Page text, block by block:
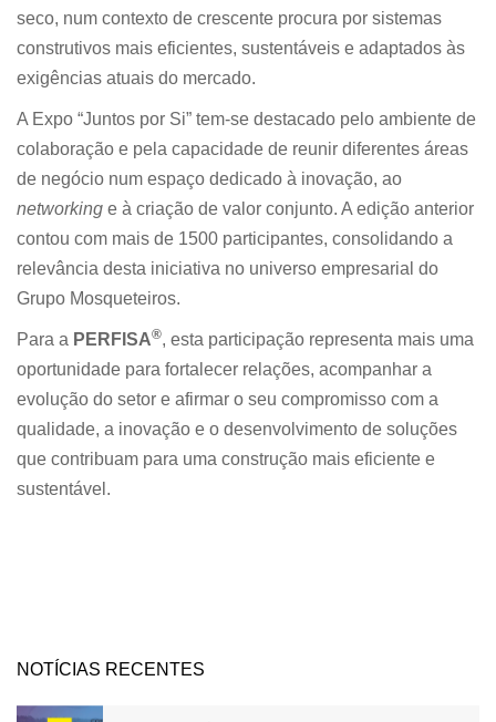
seco, num contexto de crescente procura por sistemas
construtivos mais eficientes, sustentáveis e adaptados às
exigências atuais do mercado.
A Expo “Juntos por Si” tem-se destacado pelo ambiente de
colaboração e pela capacidade de reunir diferentes áreas
de negócio num espaço dedicado à inovação, ao
networking e à criação de valor conjunto. A edição anterior
contou com mais de 1500 participantes, consolidando a
relevância desta iniciativa no universo empresarial do
Grupo Mosqueteiros.
Para a PERFISA®, esta participação representa mais uma
oportunidade para fortalecer relações, acompanhar a
evolução do setor e afirmar o seu compromisso com a
qualidade, a inovação e o desenvolvimento de soluções
que contribuam para uma construção mais eficiente e
sustentável.
NOTÍCIAS RECENTES